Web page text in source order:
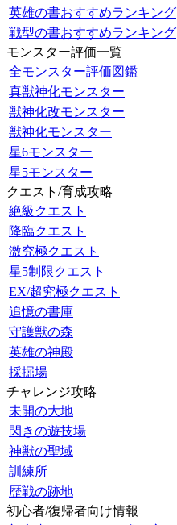
英雄の書おすすめランキング
戦型の書おすすめランキング
モンスター評価一覧
全モンスター評価図鑑
真獣神化モンスター
獣神化改モンスター
獣神化モンスター
星6モンスター
星5モンスター
クエスト/育成攻略
絶級クエスト
降臨クエスト
激究極クエスト
星5制限クエスト
EX/超究極クエスト
追憶の書庫
守護獣の森
英雄の神殿
採掘場
チャレンジ攻略
未開の大地
閃きの遊技場
神獣の聖域
訓練所
歴戦の跡地
初心者/復帰者向け情報